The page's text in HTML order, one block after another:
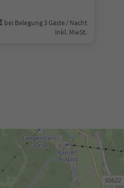
bei Belegung 3 Gäste / Nacht
Inkl. MwSt.